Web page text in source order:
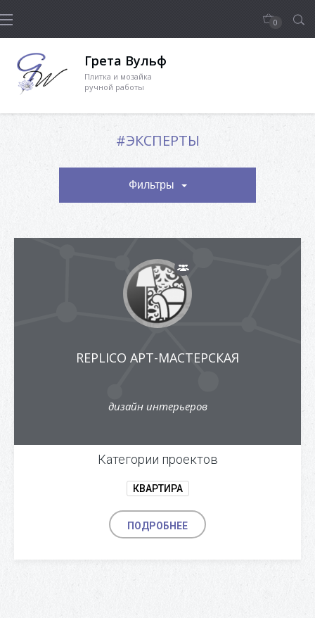
0
Грета Вульф
Плитка и мозайка
ручной работы
#ЭКСПЕРТЫ
Фильтры
REPLICO АРТ-МАСТЕРСКАЯ
дизайн интерьеров
Категории проектов
КВАРТИРА
ПОДРОБНЕЕ